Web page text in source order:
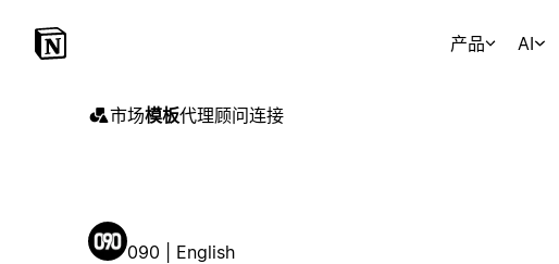
产品 AI
市场模板代理顾问连接
090 | English